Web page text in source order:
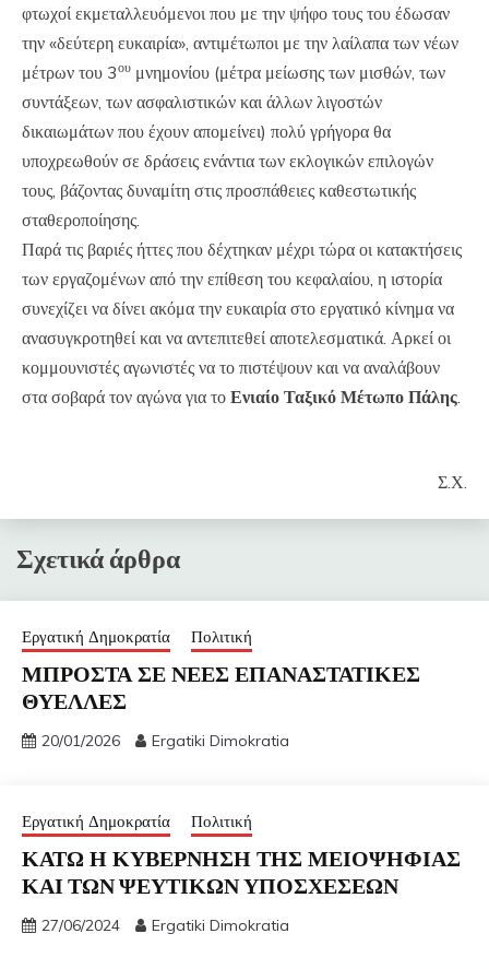
φτωχοί εκμεταλλευόμενοι που με την ψήφο τους του έδωσαν
την «δεύτερη ευκαιρία», αντιμέτωποι με την λαίλαπα των νέων
μέτρων του 3ου μνημονίου (μέτρα μείωσης των μισθών, των
συντάξεων, των ασφαλιστικών και άλλων λιγοστών
δικαιωμάτων που έχουν απομείνει) πολύ γρήγορα θα
υποχρεωθούν σε δράσεις ενάντια των εκλογικών επιλογών
τους, βάζοντας δυναμίτη στις προσπάθειες καθεστωτικής
σταθεροποίησης.
Παρά τις βαριές ήττες που δέχτηκαν μέχρι τώρα οι κατακτήσεις
των εργαζομένων από την επίθεση του κεφαλαίου, η ιστορία
συνεχίζει να δίνει ακόμα την ευκαιρία στο εργατικό κίνημα να
ανασυγκροτηθεί και να αντεπιτεθεί αποτελεσματικά. Αρκεί οι
κομμουνιστές αγωνιστές να το πιστέψουν και να αναλάβουν
στα σοβαρά τον αγώνα για το Ενιαίο Ταξικό Μέτωπο Πάλης
Σ.Χ.
Σχετικά άρθρα
Εργατική Δημοκρατία Πολιτική
ΜΠΡΟΣΤΑ ΣΕ ΝΕΕΣ ΕΠΑΝΑΣΤΑΤΙΚΕΣ
ΘΥΕΛΛΕΣ
20/01/2026 Ergatiki Dimokratia
Εργατική Δημοκρατία Πολιτική
ΚΑΤΩ Η ΚΥΒΕΡΝΗΣΗ ΤΗΣ ΜΕΙΟΨΗΦΙΑΣ
ΚΑΙ ΤΩΝ ΨΕΥΤΙΚΩΝ ΥΠΟΣΧΕΣΕΩΝ
27/06/2024 Ergatiki Dimokratia